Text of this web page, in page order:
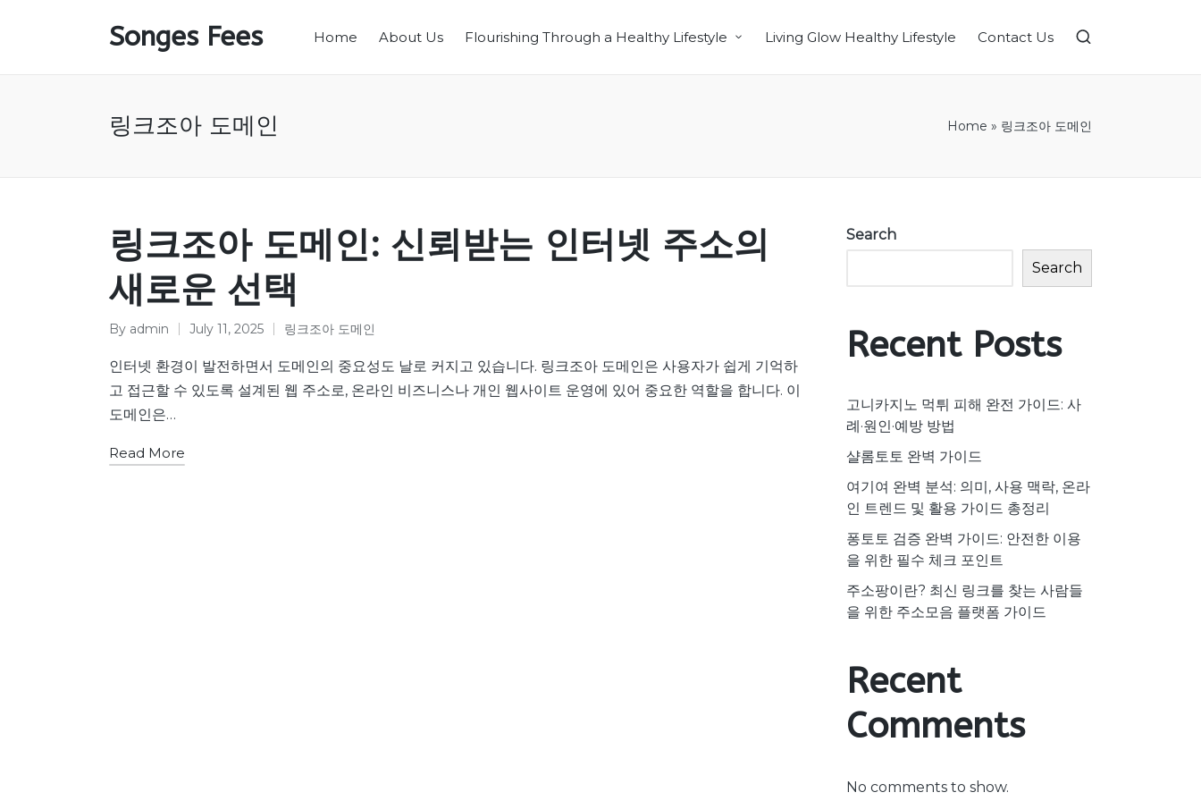
Songes Fees Home About Us Flourishing Through a Healthy Lifestyle Living Glow Healthy Lifestyle Contact Us
링크조아 도메인 Home » 링크조아 도메인
링크조아 도메인: 신뢰받는 인터넷 주소의
새로운 선택
Posted
by
By admin July 11, 2025
Posted
in
링크조아 도메인
인터넷 환경이 발전하면서 도메인의 중요성도 날로 커지고 있습니다. 링크조아 도메인은 사용자가 쉽게 기억하
고 접근할 수 있도록 설계된 웹 주소로, 온라인 비즈니스나 개인 웹사이트 운영에 있어 중요한 역할을 합니다. 이
도메인은…
Read More
Search
Search
Recent Posts
고니카지노 먹튀 피해 완전 가이드: 사
례·원인·예방 방법
샬롬토토 완벽 가이드
여기여 완벽 분석: 의미, 사용 맥락, 온라
인 트렌드 및 활용 가이드 총정리
퐁토토 검증 완벽 가이드: 안전한 이용
을 위한 필수 체크 포인트
주소팡이란? 최신 링크를 찾는 사람들
을 위한 주소모음 플랫폼 가이드
Recent
Comments
No comments to show.